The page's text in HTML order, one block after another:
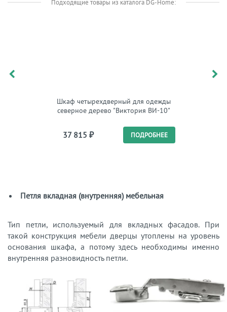
Подходящие товары из каталога DG-Home:
Шкаф четырехдверный для одежды
северное дерево "Виктория ВИ-10"
37 815 ₽ ПОДРОБНЕЕ
Петля вкладная (внутренняя) мебельная
Тип петли, используемый для вкладных фасадов. При
такой конструкция мебели дверцы утоплены на уровень
основания шкафа, а потому здесь необходимы именно
внутренняя разновидность петли.